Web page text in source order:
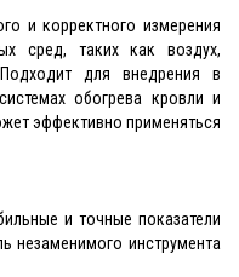
и корректного измерения
сред, таких как воздух,
для внедрения в
обогрева кровли и
эффективно применяться
и точные показатели
незаменимого инструмента